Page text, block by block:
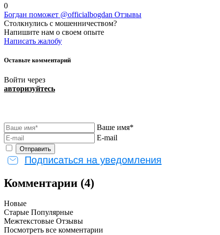
0
Богдан поможет @officialbogdan Отзывы
Столкнулись с мошенничеством?
Напишите нам о своем опыте
Написать жалобу
Оставьте комментарий
Войти через
авторизуйтесь
Ваше имя*
E-mail
Подписаться на уведомления
Комментарии (4)
Новые
Старые Популярные
Межтекстовые Отзывы
Посмотреть все комментарии